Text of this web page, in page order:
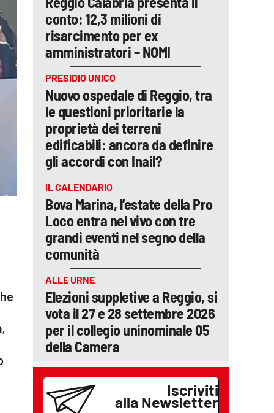
,
conto: 12,3 milioni di
risarcimento per ex
amministratori – NOMI
PRESIDIO UNICO
Nuovo ospedale di Reggio, tra
le questioni prioritarie la
proprietà dei terreni
edificabili: ancora da definire
gli accordi con Inail?
IL CALENDARIO
Bova Marina, l’estate della Pro
Loco entra nel vivo con tre
grandi eventi nel segno della
comunità
ALLE URNE
Elezioni suppletive a Reggio, si
vota il 27 e 28 settembre 2026
per il collegio uninominale 05
della Camera
Iscriviti
alla Newsletter